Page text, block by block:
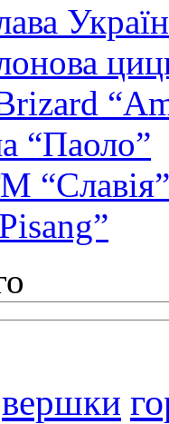
“Паоло”
“Славія”
вершки